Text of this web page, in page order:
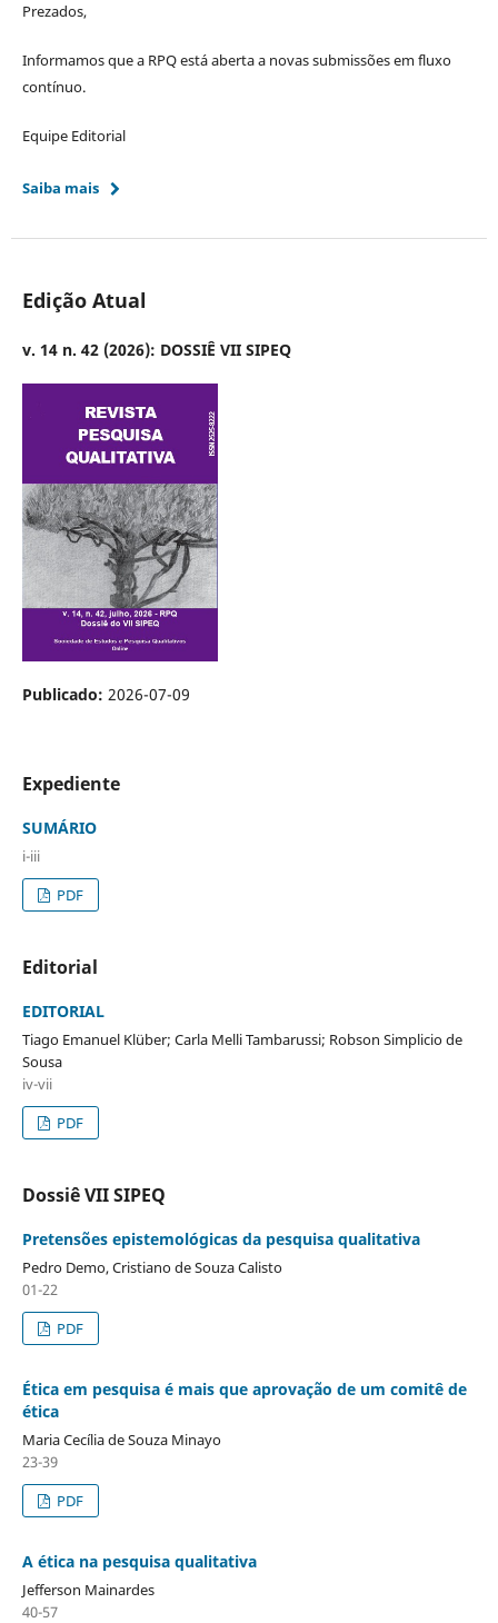
Prezados,
Informamos que a RPQ está aberta a novas submissões em fluxo
contínuo.
Equipe Editorial
Saiba mais
Edição Atual
v. 14 n. 42 (2026): DOSSIÊ VII SIPEQ
Publicado: 2026-07-09
Expediente
SUMÁRIO
i-iii
PDF
Editorial
EDITORIAL
Tiago Emanuel Klüber; Carla Melli Tambarussi; Robson Simplicio de
Sousa
iv-vii
PDF
Dossiê VII SIPEQ
Pretensões epistemológicas da pesquisa qualitativa
Pedro Demo, Cristiano de Souza Calisto
01-22
PDF
Ética em pesquisa é mais que aprovação de um comitê de
ética
Maria Cecília de Souza Minayo
23-39
PDF
A ética na pesquisa qualitativa
Jefferson Mainardes
40-57